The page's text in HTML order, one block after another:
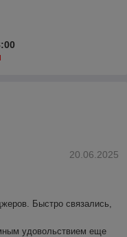
20.06.2025
Быстро связались,
удовольствием еще